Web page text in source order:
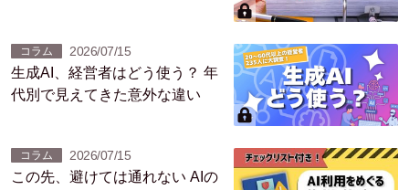
コラム 2026/07/15
生成AI、経営者はどう使う？ 年
代別で見えてきた意外な違い
コラム 2026/07/15
この先、避けては通れない AIの